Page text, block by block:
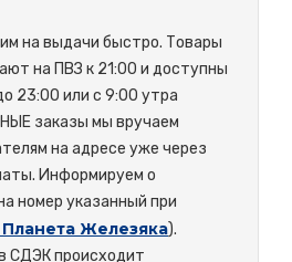
на выдачи быстро. Товары
на ПВЗ к 21:00 и доступны
23:00 или с 9:00 утра
заказы мы вручаем
на адресе уже через
Информируем о
номер указанный при
Железяка).
СДЭК происходит